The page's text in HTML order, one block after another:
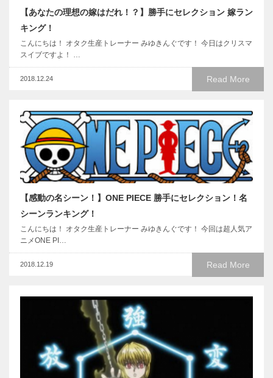
【あなたの理想の嫁はだれ！？】勝手にセレクション 嫁ラン
キング！
こんにちは！ オタク生産トレーナー みゆきんぐです！ 今日はクリスマ
スイブですよ！ …
Read More
2018.12.24
【感動の名シーン！】ONE PIECE 勝手にセレクション！名
シーンランキング！
こんにちは！ オタク生産トレーナー みゆきんぐです！ 今回は超人気ア
ニメONE PI…
Read More
2018.12.19